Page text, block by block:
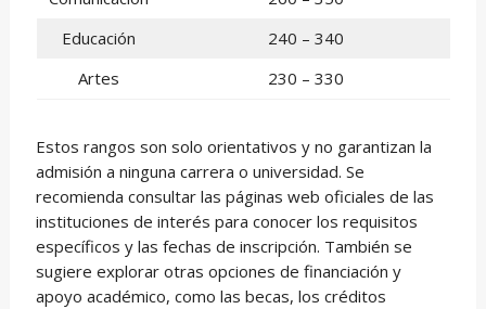
Educación
240 – 340
Artes
230 – 330
Estos rangos son solo orientativos y no garantizan la
admisión a ninguna carrera o universidad. Se
recomienda consultar las páginas web oficiales de las
instituciones de interés para conocer los requisitos
específicos y las fechas de inscripción. También se
sugiere explorar otras opciones de financiación y
apoyo académico, como las becas, los créditos